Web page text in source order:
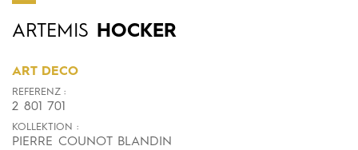
ARTEMIS HOCKER
ART DECO
REFERENZ :
2 801 701
KOLLEKTION :
PIERRE COUNOT BLANDIN